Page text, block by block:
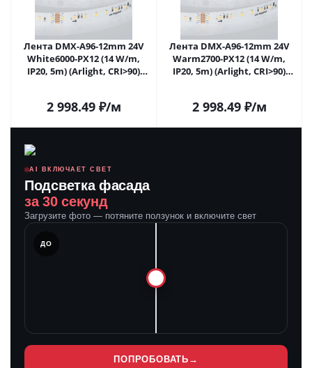
Лента DMX-A96-12mm 24V
White6000-PX12 (14 W/m,
IP20, 5m) (Arlight, CRI>90)
2 998.49₽/м
Лента DMX-A96-12mm 24V
Warm2700-PX12 (14 W/m,
IP20, 5m) (Arlight, CRI>90)
2 998.49₽/м
AI ВКЛЮЧАЕТ СВЕТ
Подсветка фасада
за 30 секунд
Загрузите фото — потяните ползунок и включите свет
ДО
ПОПРОБОВАТЬ →